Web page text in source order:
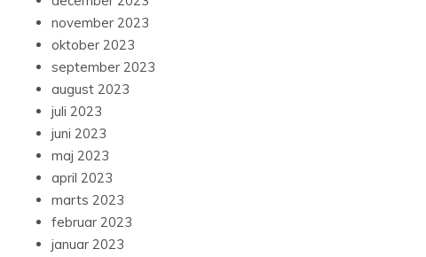
november 2023
oktober 2023
september 2023
august 2023
juli 2023
juni 2023
maj 2023
april 2023
marts 2023
februar 2023
januar 2023